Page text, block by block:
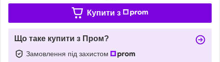
Купити з
Що таке купити з Пром?
Замовлення під захистом